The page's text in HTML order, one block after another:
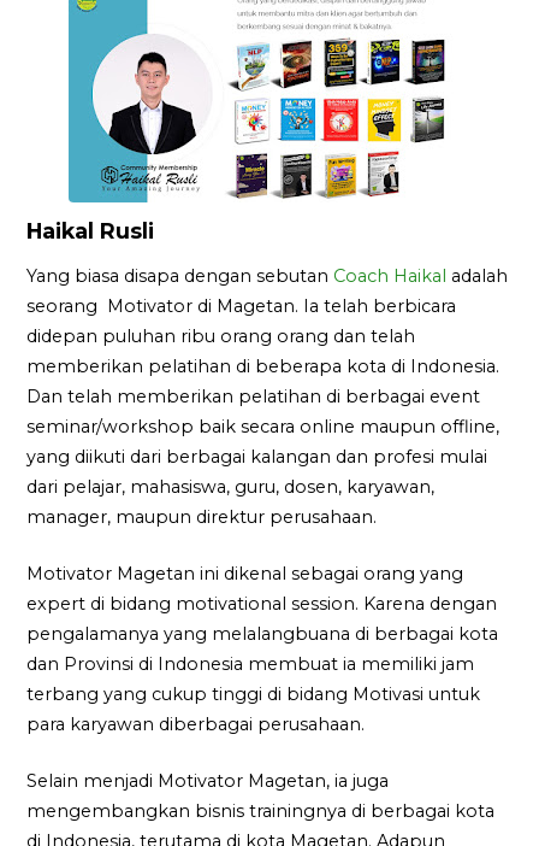
Haikal Rusli
Yang biasa disapa dengan sebutan Coach Haikal adalah
seorang Motivator di Magetan. Ia telah berbicara
didepan puluhan ribu orang orang dan telah
memberikan pelatihan di beberapa kota di Indonesia.
Dan telah memberikan pelatihan di berbagai event
seminar/workshop baik secara online maupun offline,
yang diikuti dari berbagai kalangan dan profesi mulai
dari pelajar, mahasiswa, guru, dosen, karyawan,
manager, maupun direktur perusahaan.
Motivator Magetan ini dikenal sebagai orang yang
expert di bidang motivational session. Karena dengan
pengalamanya yang melalangbuana di berbagai kota
dan Provinsi di Indonesia membuat ia memiliki jam
terbang yang cukup tinggi di bidang Motivasi untuk
para karyawan diberbagai perusahaan.
Selain menjadi Motivator Magetan, ia juga
mengembangkan bisnis trainingnya di berbagai kota
di Indonesia, terutama di kota Magetan. Adapun